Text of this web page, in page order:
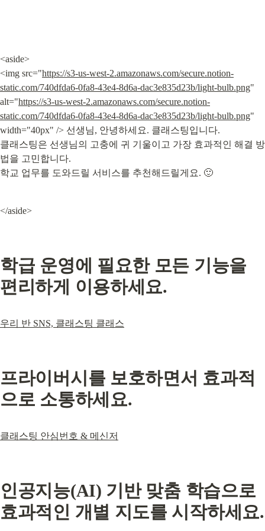
<aside>
<img src="https://s3-us-west-2.amazonaws.com/secure.notion-
static.com/740dfda6-0fa8-43e4-8d6a-dac3e835d23b/light-bulb.png"
alt="https://s3-us-west-2.amazonaws.com/secure.notion-
static.com/740dfda6-0fa8-43e4-8d6a-dac3e835d23b/light-bulb.png"
width="40px" /> 선생님, 안녕하세요. 클래스팅입니다.
클래스팅은 선생님의 고충에 귀 기울이고 가장 효과적인 해결 방
법을 고민합니다.
학교 업무를 도와드릴 서비스를 추천해드릴게요. 🙂
</aside>
학급 운영에 필요한 모든 기능을
편리하게 이용하세요.
우리 반 SNS, 클래스팅 클래스
프라이버시를 보호하면서 효과적
으로 소통하세요.
클래스팅 안심번호 & 메신저
인공지능(AI) 기반 맞춤 학습으로
효과적인 개별 지도를 시작하세요.